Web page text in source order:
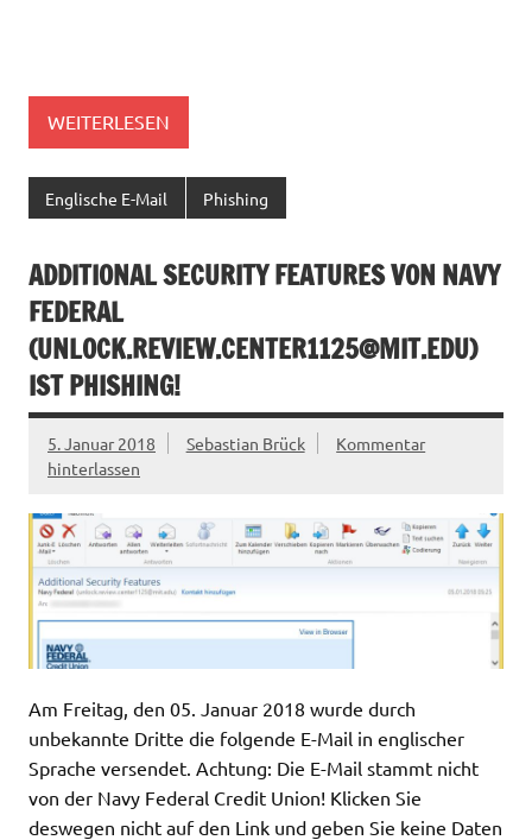
WEITERLESEN
Englische E-Mail Phishing
ADDITIONAL SECURITY FEATURES VON NAVY
FEDERAL
(UNLOCK.REVIEW.CENTER1125@MIT.EDU)
IST PHISHING!
5. Januar 2018 Sebastian Brück
Kommentar
hinterlassen
Am Freitag, den 05. Januar 2018 wurde durch
unbekannte Dritte die folgende E-Mail in englischer
Sprache versendet. Achtung: Die E-Mail stammt nicht
von der Navy Federal Credit Union! Klicken Sie
deswegen nicht auf den Link und geben Sie keine Daten